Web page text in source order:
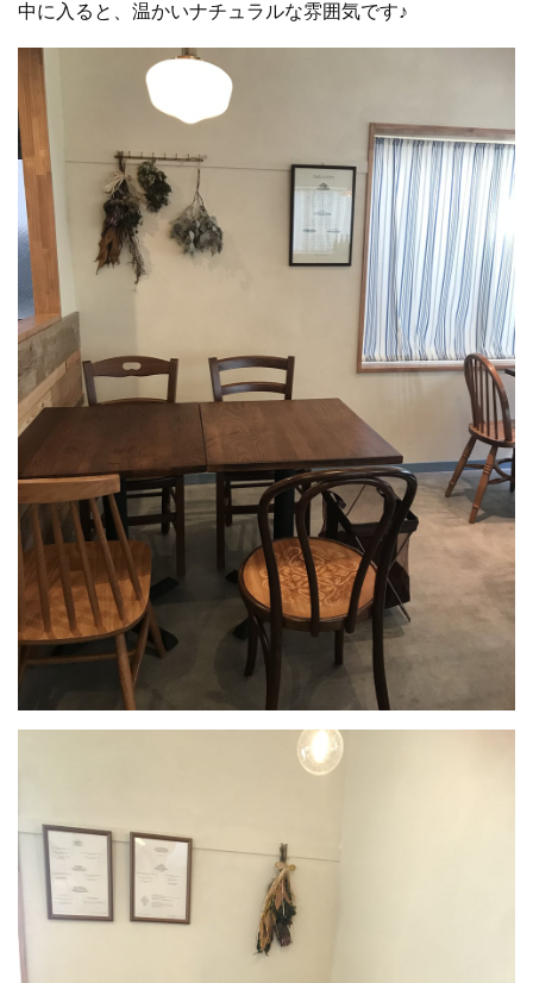
中に入ると、温かいナチュラルな雰囲気です♪